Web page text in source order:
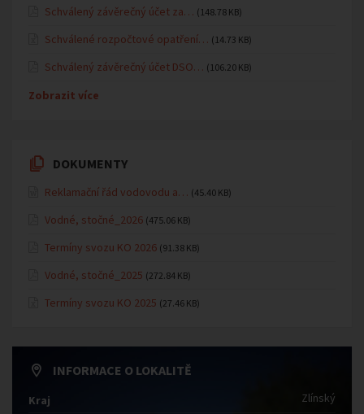
Schválený závěrečný účet za… (148.78 KB)
Schválené rozpočtové opatření… (14.73 KB)
Schválený závěrečný účet DSO… (106.20 KB)
Zobrazit více
DOKUMENTY
Reklamační řád vodovodu a… (45.40 KB)
Vodné, stočné_2026 (475.06 KB)
Termíny svozu KO 2026 (91.38 KB)
Vodné, stočné_2025 (272.84 KB)
Termíny svozu KO 2025 (27.46 KB)
INFORMACE O LOKALITĚ
Kraj Zlínský